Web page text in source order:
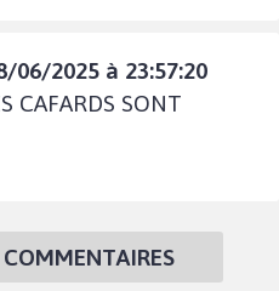
06/2025 à 23:57:20
CAFARDS SONT